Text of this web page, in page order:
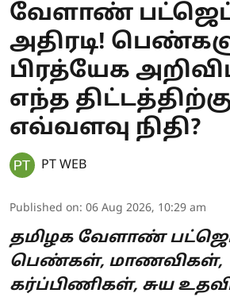
வேளாண்
அதிரடி!
பிரத்யேக
எந்த
எவ்வளவு நிதி?
PT WEB
Published on: 06 Aug 2026, 10:29 am
தமிழக வேளாண்
பெண்கள், மாணவிகள்,
கர்ப்பிணிகள், சுய